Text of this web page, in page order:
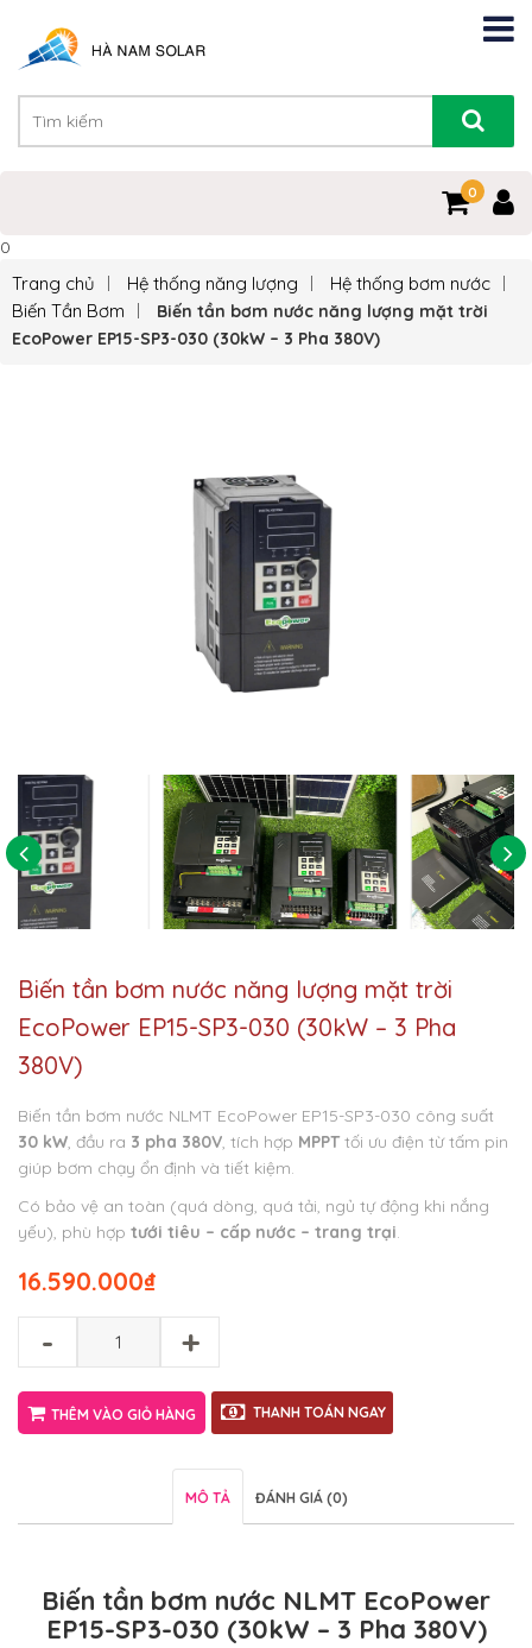
0
0
Trang chủ Hệ thống năng lượng
Hệ thống bơm nước
Biến Tần Bơm
Biến tần bơm nước năng lượng mặt trời
EcoPower EP15-SP3-030 (30kW – 3 Pha 380V)
Biến tần bơm nước năng lượng mặt trời
EcoPower EP15-SP3-030 (30kW – 3 Pha
380V)
Biến tần bơm nước NLMT EcoPower EP15-SP3-030 công suất
30 kW, đầu ra 3 pha 380V, tích hợp MPPT tối ưu điện từ tấm pin
giúp bơm chạy ổn định và tiết kiệm.
Có bảo vệ an toàn (quá dòng, quá tải, ngủ tự động khi nắng
yếu), phù hợp tưới tiêu – cấp nước – trang trại.
₫
16.590.000
- +
THÊM VÀO GIỎ HÀNG THANH TOÁN NGAY
MÔ TẢ ĐÁNH GIÁ (0)
Biến tần bơm nước NLMT EcoPower
EP15-SP3-030 (30kW – 3 Pha 380V)